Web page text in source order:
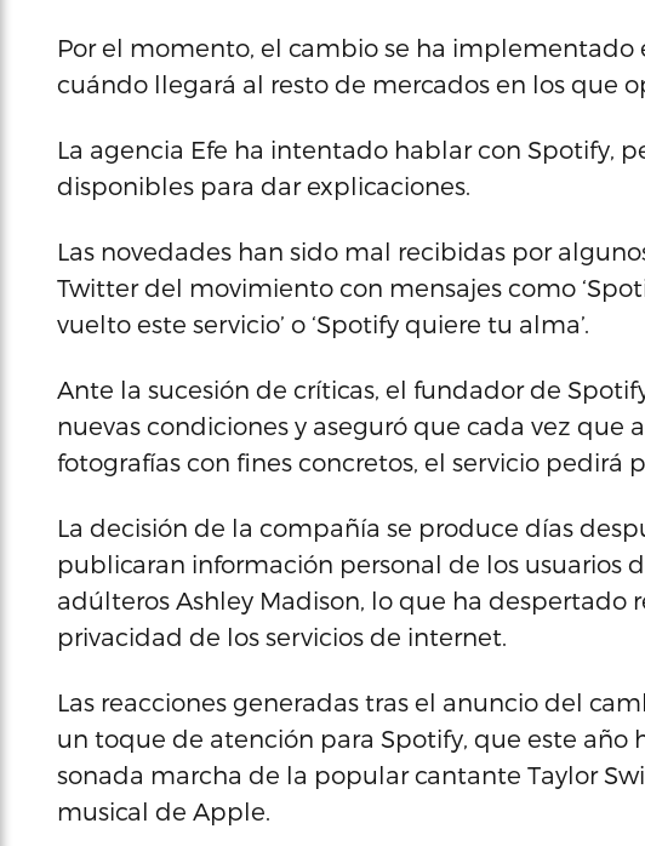
Por el momento, el cambio se ha implementado
cuándo llegará al resto de mercados en los que
La agencia Efe ha intentado hablar con Spotify,
disponibles para dar explicaciones.
Las novedades han sido mal recibidas por
Twitter del movimiento con mensajes como
vuelto este servicio’ o ‘Spotify quiere tu alma’.
Ante la sucesión de críticas, el fundador de
nuevas condiciones y aseguró que cada vez que
fotografías con fines concretos, el servicio pedirá
La decisión de la compañía se produce días
publicaran información personal de los usuarios
adúlteros Ashley Madison, lo que ha despertado
privacidad de los servicios de internet.
Las reacciones generadas tras el anuncio del
un toque de atención para Spotify, que este año
sonada marcha de la popular cantante Taylor
musical de Apple.